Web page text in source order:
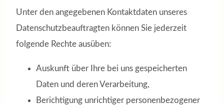
Unter den angegebenen Kontaktdaten unseres
Datenschutzbeauftragten können Sie jederzeit
folgende Rechte ausüben:
Auskunft über Ihre bei uns gespeicherten
Daten und deren Verarbeitung,
Berichtigung unrichtiger personenbezogener